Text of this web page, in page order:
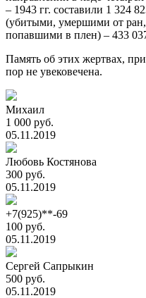
– 1943 гг. составили 1 324
(убитыми, умершими от
попавшими в плен) – 433
Память об этих жертвах,
пор не увековечена.
Михаил
1 000 руб.
05.11.2019
Любовь Костянова
300 руб.
05.11.2019
+7(925)**-69
100 руб.
05.11.2019
Сергей Сапрыкин
500 руб.
05.11.2019